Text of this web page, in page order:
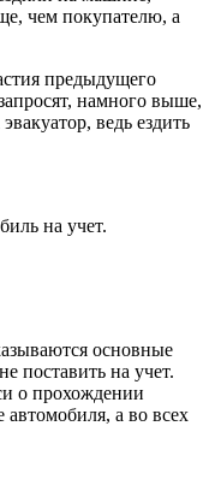
чем покупателю, а
предыдущего
намного выше,
ведь ездить
на учет.
основные
поставить на учет.
о прохождении
а во всех